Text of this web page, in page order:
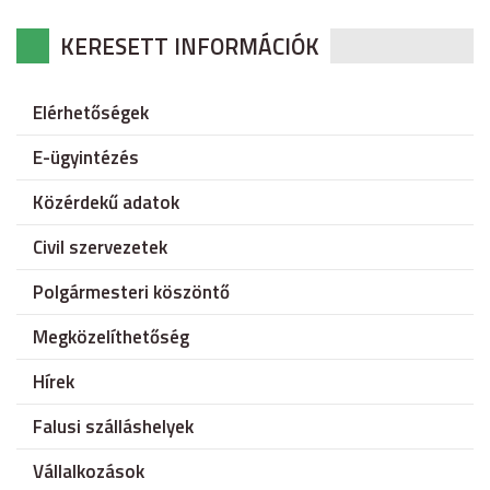
KERESETT INFORMÁCIÓK
Elérhetőségek
E-ügyintézés
Közérdekű adatok
Civil szervezetek
Polgármesteri köszöntő
Megközelíthetőség
Hírek
Falusi szálláshelyek
Vállalkozások